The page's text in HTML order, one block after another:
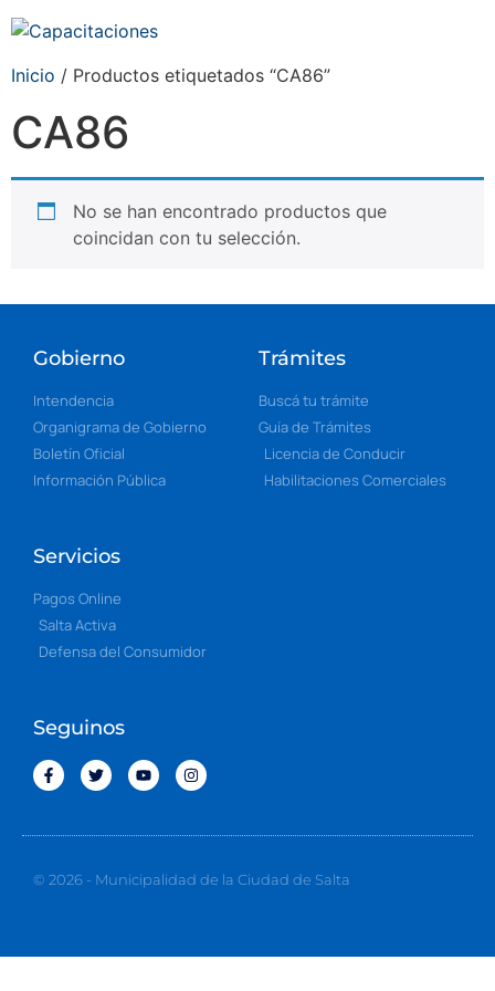
Inicio / Productos etiquetados “CA86”
CA86
No se han encontrado productos que
coincidan con tu selección.
Gobierno
Intendencia
Organigrama de Gobierno
Boletín Oficial
Información Pública
Trámites
Buscá tu trámite
Guía de Trámites
Licencia de Conducir
Habilitaciones Comerciales
Servicios
Pagos Online
Salta Activa
Defensa del Consumidor
Seguinos
© 2026 - Municipalidad de la Ciudad de Salta